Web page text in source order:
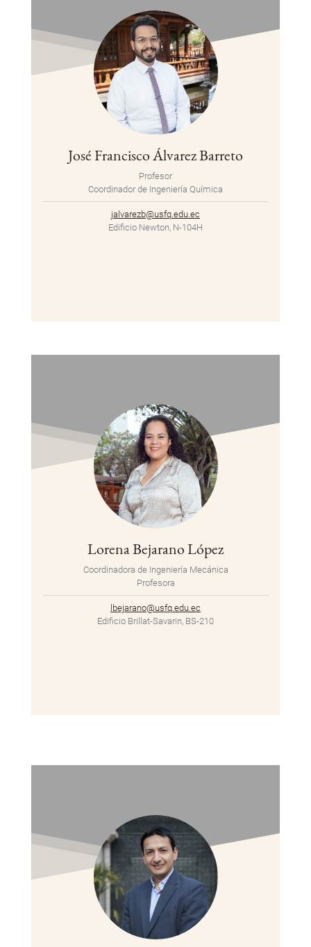
José Francisco Álvarez Barreto
Profesor
Coordinador de Ingeniería Química
jalvarezb@usfq.edu.ec
Edificio Newton, N-104H
Lorena Bejarano López
Coordinadora de Ingeniería Mecánica
Profesora
lbejarano@usfq.edu.ec
Edificio Brillat-Savarin, BS-210